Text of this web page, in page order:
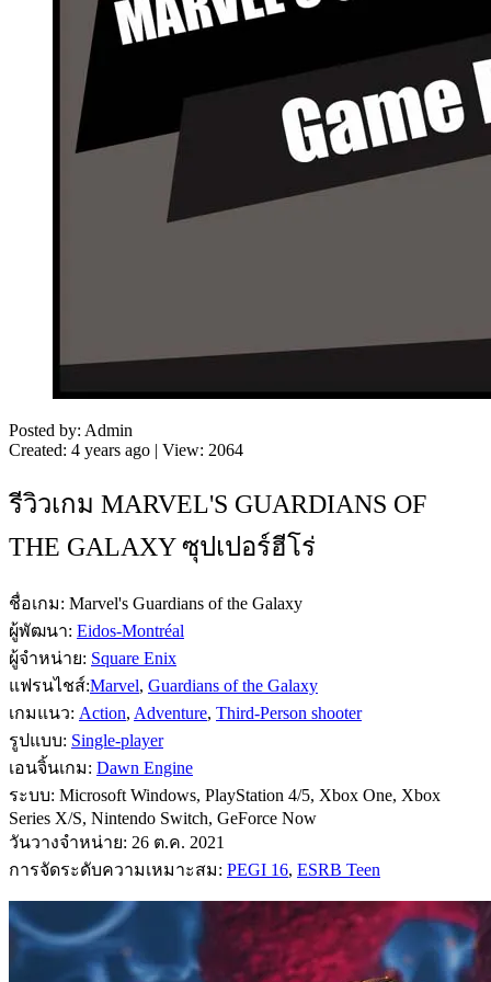
Posted by: Admin
Created: 4 years ago | View: 2064
รีวิวเกม MARVEL'S GUARDIANS OF
THE GALAXY ซุปเปอร์ฮีโร่
ชื่อเกม: Marvel's Guardians of the Galaxy
ผู้พัฒนา: Eidos-Montréal
ผู้จำหน่าย: Square Enix
แฟรนไชส์:Marvel, Guardians of the Galaxy
เกมแนว: Action, Adventure, Third-Person shooter
รูปแบบ: Single-player
เอนจิ้นเกม: Dawn Engine
ระบบ: Microsoft Windows, PlayStation 4/5, Xbox One, Xbox
Series X/S, Nintendo Switch, GeForce Now
วันวางจำหน่าย: 26 ต.ค. 2021
การจัดระดับความเหมาะสม: PEGI 16, ESRB Teen